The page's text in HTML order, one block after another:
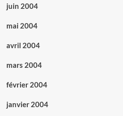
juin 2004
mai 2004
avril 2004
mars 2004
février 2004
janvier 2004